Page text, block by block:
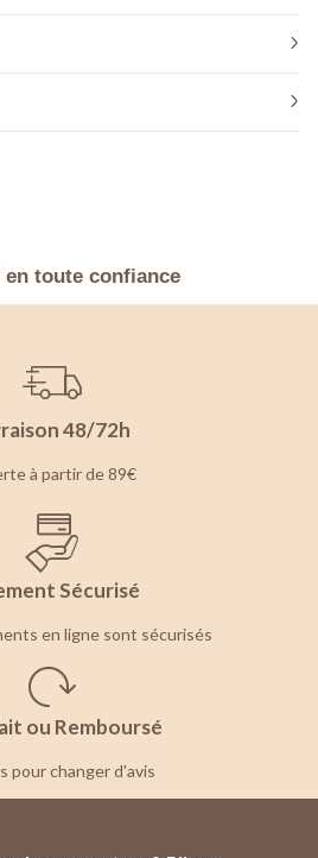
en toute confiance
48/72h
à partir de 89€
Sécurisé
en ligne sont sécurisés
ou Remboursé
pour changer d'avis